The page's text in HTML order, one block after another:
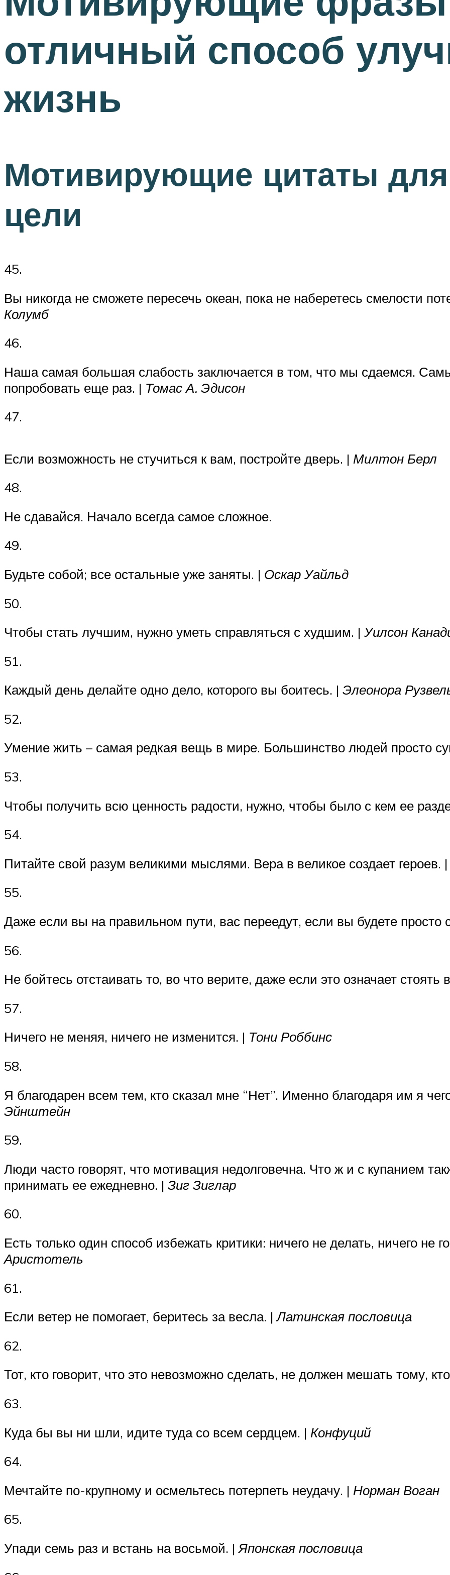
отличный способ
жизнь
Мотивирующие цитаты
цели
45.
Вы никогда не сможете пересечь океан, пока не наберетесь смелости
Колумб
46.
Наша самая большая слабость заключается в том, что мы сдаемся.
попробовать еще раз. | Томас А. Эдисон
47.
Если возможность не стучиться к вам, постройте дверь. | Милтон Берл
48.
Не сдавайся. Начало всегда самое сложное.
49.
Будьте собой; все остальные уже заняты. | Оскар Уайльд
50.
Чтобы стать лучшим, нужно уметь справляться с худшим. | Уилсон
51.
Каждый день делайте одно дело, которого вы боитесь. | Элеонора
52.
Умение жить – самая редкая вещь в мире. Большинство людей просто
53.
Чтобы получить всю ценность радости, нужно, чтобы было с кем ее
54.
Питайте свой разум великими мыслями. Вера в великое создает героев.
55.
Даже если вы на правильном пути, вас переедут, если вы будете просто
56.
Не бойтесь отстаивать то, во что верите, даже если это означает стоять
57.
Ничего не меняя, ничего не изменится. | Тони Роббинс
58.
Я благодарен всем тем, кто сказал мне “Нет”. Именно благодаря им я
Эйнштейн
59.
Люди часто говорят, что мотивация недолговечна. Что ж и с купанием
принимать ее ежедневно. | Зиг Зиглар
60.
Есть только один способ избежать критики: ничего не делать, ничего не
Аристотель
61.
Если ветер не помогает, беритесь за весла. |Латинская пословица
62.
Тот, кто говорит, что это невозможно сделать, не должен мешать тому,
63.
Куда бы вы ни шли, идите туда со всем сердцем. | Конфуций
64.
Мечтайте по-крупному и осмельтесь потерпеть неудачу. | Норман Воган
65.
Упади семь раз и встань на восьмой. | Японская пословица